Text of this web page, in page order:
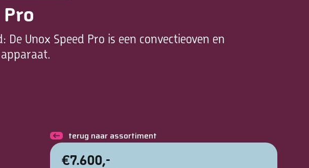
Unox Speed Pro is een convectieoven en
terug naar assortiment
€7.600,-